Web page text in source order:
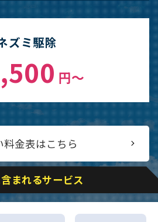
ズミ駆除
円〜
料金表はこちら
まれるサービス